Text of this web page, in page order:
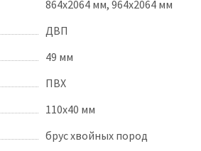
864x2064 мм, 964x2064 мм
ДВП
49 мм
ПВХ
110х40 мм
брус хвойных пород